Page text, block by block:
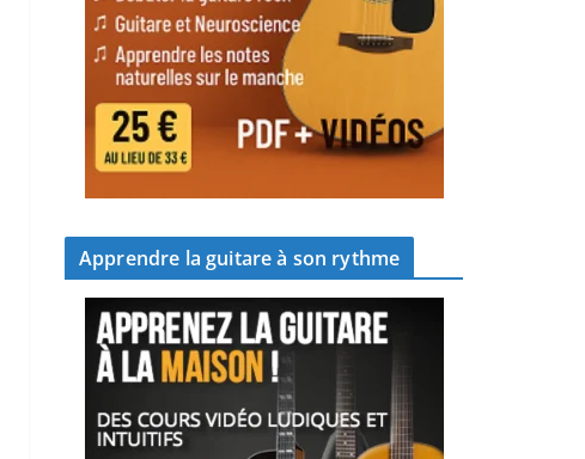
Apprendre la guitare à son rythme